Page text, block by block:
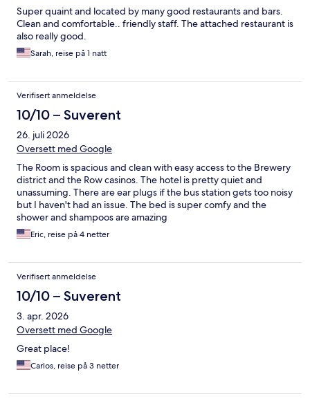
Super quaint and located by many good restaurants and bars.
Clean and comfortable.. friendly staff. The attached restaurant is
also really good.
Sarah, reise på 1 natt
Verifisert anmeldelse
10/10 – Suverent
26. juli 2026
Oversett med Google
The Room is spacious and clean with easy access to the Brewery
district and the Row casinos. The hotel is pretty quiet and
unassuming. There are ear plugs if the bus station gets too noisy
but I haven't had an issue. The bed is super comfy and the
shower and shampoos are amazing
Eric, reise på 4 netter
Verifisert anmeldelse
10/10 – Suverent
3. apr. 2026
Oversett med Google
Great place!
Carlos, reise på 3 netter